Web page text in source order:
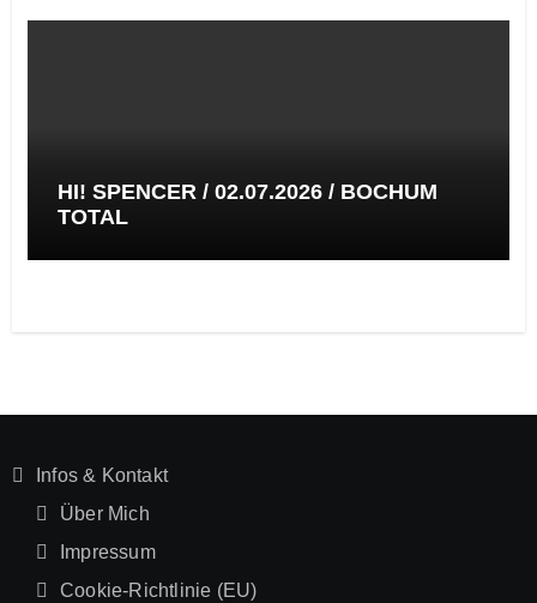
HI! SPENCER / 02.07.2026 / BOCHUM
TOTAL
Infos & Kontakt
Über Mich
Impressum
Cookie-Richtlinie (EU)